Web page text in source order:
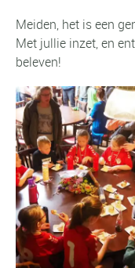
Meiden, het is een
Met jullie inzet, en
beleven!